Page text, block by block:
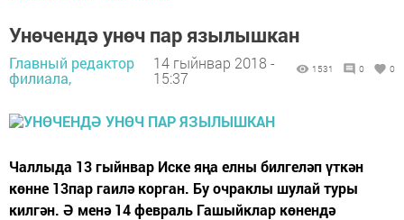
Унөчендә унөч пар язылышкан
Главный редактор
филиала,
14 гыйнвар 2018 -
15:37
1531 0 0
Чаллыда 13 гыйнвар Иске яңа елны билгеләп үткән
көнне 13пар гаилә корган. Бу очраклы шулай туры
килгән. Ә менә 14 февраль Гашыйклар көнендә